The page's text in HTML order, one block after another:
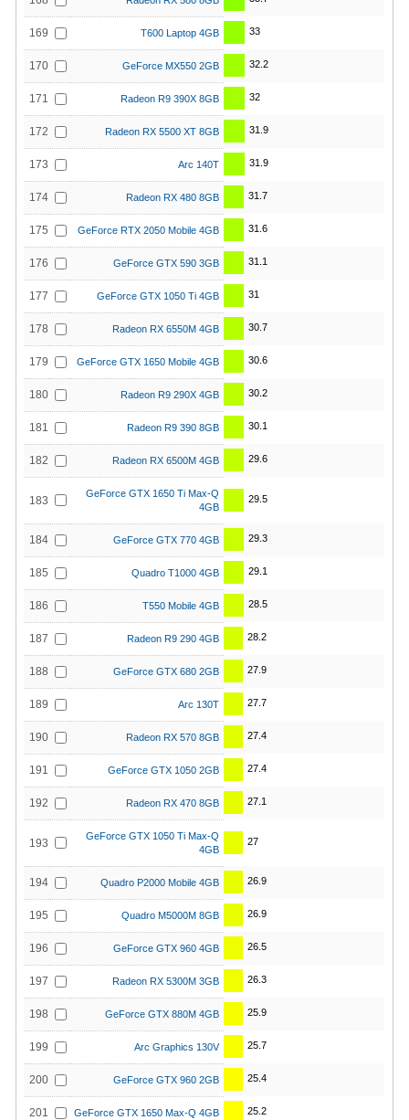
169 T600 Laptop 4GB 33
170 GeForce MX550 2GB 32.2
171 Radeon R9 390X 8GB 32
172 Radeon RX 5500 XT 8GB 31.9
173 Arc 140T 31.9
174 Radeon RX 480 8GB 31.7
175 GeForce RTX 2050 Mobile 4GB 31.6
176 GeForce GTX 590 3GB 31.1
177 GeForce GTX 1050 Ti 4GB 31
178 Radeon RX 6550M 4GB 30.7
179 GeForce GTX 1650 Mobile 4GB 30.6
180 Radeon R9 290X 4GB 30.2
181 Radeon R9 390 8GB 30.1
182 Radeon RX 6500M 4GB 29.6
183
GeForce GTX 1650 Ti Max-Q
4GB
29.5
184 GeForce GTX 770 4GB 29.3
185 Quadro T1000 4GB 29.1
186 T550 Mobile 4GB 28.5
187 Radeon R9 290 4GB 28.2
188 GeForce GTX 680 2GB 27.9
189 Arc 130T 27.7
190 Radeon RX 570 8GB 27.4
191 GeForce GTX 1050 2GB 27.4
192 Radeon RX 470 8GB 27.1
193
GeForce GTX 1050 Ti Max-Q
4GB
27
194 Quadro P2000 Mobile 4GB 26.9
195 Quadro M5000M 8GB 26.9
196 GeForce GTX 960 4GB 26.5
197 Radeon RX 5300M 3GB 26.3
198 GeForce GTX 880M 4GB 25.9
199 Arc Graphics 130V 25.7
200 GeForce GTX 960 2GB 25.4
201 GeForce GTX 1650 Max-Q 4GB 25.2